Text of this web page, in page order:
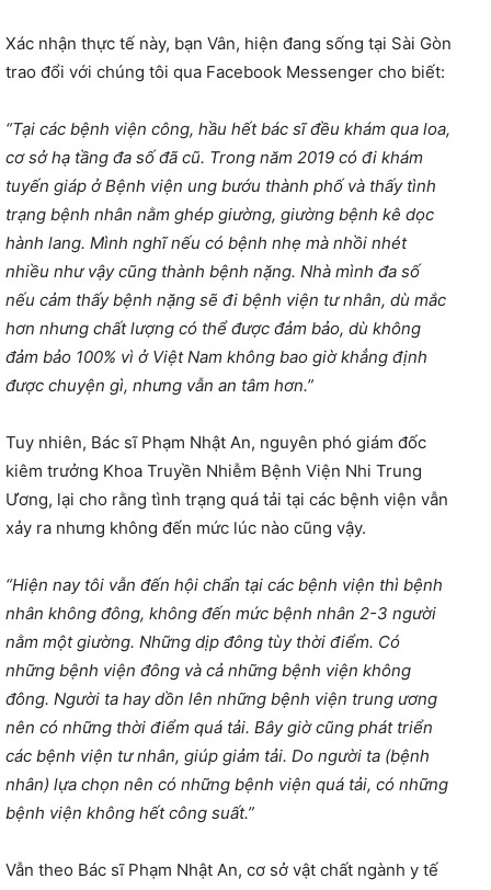
Xác nhận thực tế này, bạn Vân, hiện đang sống tại Sài Gòn
trao đổi với chúng tôi qua Facebook Messenger cho biết:
“Tại các bệnh viện công, hầu hết bác sĩ đều khám qua loa,
cơ sở hạ tầng đa số đã cũ. Trong năm 2019 có đi khám
tuyến giáp ở Bệnh viện ung bướu thành phố và thấy tình
trạng bệnh nhân nằm ghép giường, giường bệnh kê dọc
hành lang. Mình nghĩ nếu có bệnh nhẹ mà nhồi nhét
nhiều như vậy cũng thành bệnh nặng. Nhà mình đa số
nếu cảm thấy bệnh nặng sẽ đi bệnh viện tư nhân, dù mắc
hơn nhưng chất lượng có thể được đảm bảo, dù không
đảm bảo 100% vì ở Việt Nam không bao giờ khẳng định
được chuyện gì, nhưng vẫn an tâm hơn.”
Tuy nhiên, Bác sĩ Phạm Nhật An, nguyên phó giám đốc
kiêm trưởng Khoa Truyền Nhiễm Bệnh Viện Nhi Trung
Ương, lại cho rằng tình trạng quá tải tại các bệnh viện vẫn
xảy ra nhưng không đến mức lúc nào cũng vậy.
“Hiện nay tôi vẫn đến hội chẩn tại các bệnh viện thì bệnh
nhân không đông, không đến mức bệnh nhân 2-3 người
nằm một giường. Những dịp đông tùy thời điểm. Có
những bệnh viện đông và cả những bệnh viện không
đông. Người ta hay dồn lên những bệnh viện trung ương
nên có những thời điểm quá tải. Bây giờ cũng phát triển
các bệnh viện tư nhân, giúp giảm tải. Do người ta (bệnh
nhân) lựa chọn nên có những bệnh viện quá tải, có những
bệnh viện không hết công suất.”
Vẫn theo Bác sĩ Phạm Nhật An, cơ sở vật chất ngành y tế